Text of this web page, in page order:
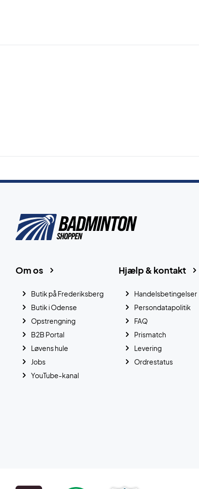
Hjælp & kontakt
Handelsbetingelser
Persondatapolitik
FAQ
Prismatch
Levering
Ordrestatus
Om os
Butik på Frederiksberg
Butik i Odense
Opstrengning
B2B Portal
Løvens hule
Jobs
YouTube-kanal